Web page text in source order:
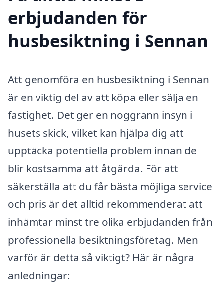
erbjudanden för
husbesiktning i Sennan
Att genomföra en husbesiktning i Sennan
är en viktig del av att köpa eller sälja en
fastighet. Det ger en noggrann insyn i
husets skick, vilket kan hjälpa dig att
upptäcka potentiella problem innan de
blir kostsamma att åtgärda. För att
säkerställa att du får bästa möjliga service
och pris är det alltid rekommenderat att
inhämtar minst tre olika erbjudanden från
professionella besiktningsföretag. Men
varför är detta så viktigt? Här är några
anledningar: